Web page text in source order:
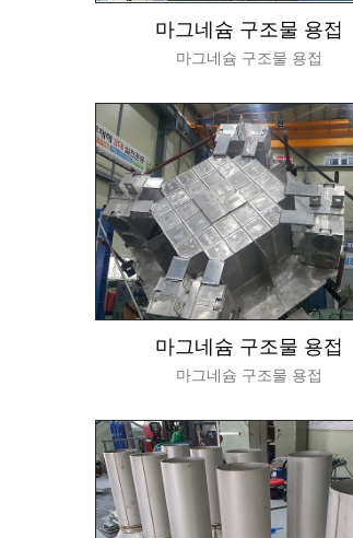
마그네슘 구조물 용접
마그네슘 구조물 용접
마그네슘 구조물 용접
마그네슘 구조물 용접